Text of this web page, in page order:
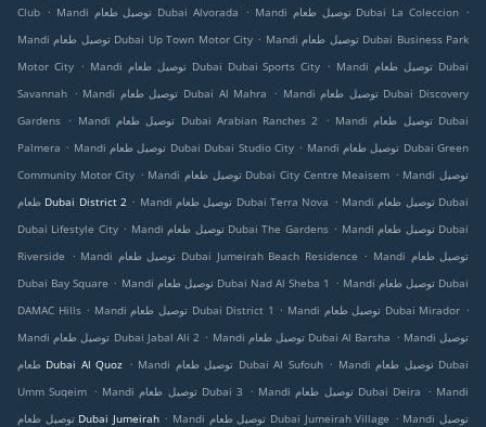
Club . Mandi توصيل طعام Dubai Alvorada . Mandi توصيل طعام Dubai La Coleccion .
Mandi توصيل طعام Dubai Up Town Motor City . Mandi توصيل طعام Dubai Business Park
Motor City . Mandi توصيل طعام Dubai Dubai Sports City . Mandi توصيل طعام Dubai
Savannah . Mandi توصيل طعام Dubai Al Mahra . Mandi توصيل طعام Dubai Discovery
Gardens . Mandi توصيل طعام Dubai Arabian Ranches 2 . Mandi توصيل طعام Dubai
Palmera . Mandi توصيل طعام Dubai Dubai Studio City . Mandi توصيل طعام Dubai Green
Community Motor City . Mandi توصيل طعام Dubai City Centre Meaisem . Mandi توصيل
طعام Dubai District 2 . Mandi توصيل طعام Dubai Terra Nova . Mandi توصيل طعام Dubai
Dubai Lifestyle City . Mandi توصيل طعام Dubai The Gardens . Mandi توصيل طعام Dubai
Riverside
. Mandi توصيل طعام Dubai Jumeirah Beach Residence . Mandi توصيل طعام
Dubai Bay Square . Mandi توصيل طعام Dubai Nad Al Sheba 1 . Mandi توصيل طعام Dubai
DAMAC Hills . Mandi توصيل طعام Dubai District 1 . Mandi توصيل طعام Dubai Mirador .
Mandi توصيل طعام Dubai Jabal Ali 2 . Mandi توصيل طعام Dubai Al Barsha . Mandi توصيل
طعام Dubai Al Quoz . Mandi توصيل طعام Dubai Al Sufouh . Mandi توصيل طعام Dubai
Umm Suqeim . Mandi توصيل طعام Dubai 3 . Mandi توصيل طعام Dubai Deira . Mandi
توصيل طعام Dubai Jumeirah . Mandi توصيل طعام Dubai Jumeirah Village . Mandi توصيل